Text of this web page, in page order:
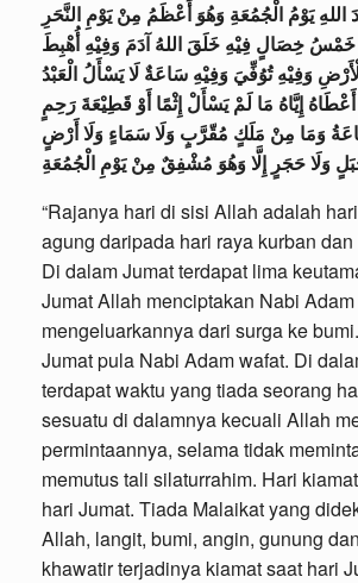
اللهِ يَوْمُ الْجُمُعَةِ وَهُوَ أَعْظَمُ مِنْ يَوْمِ النَّحَرِ
خَمْسُ خِصَالٍ فِيْهِ خَلَقَ اللهُ آدَمَ وَفِيْهِ أُهْبِطَ
وَفِيْهِ تُوُفِّيَ وَفِيْهِ سَاعَةٌ لَا يَسْأَلُ الْعَبْدُ
أَعْطَاهُ إِيَّاهُ مَا لَمْ يَسْأَلْ إِثْمًا أَوْ قَطِيْعَةَ رَحِمٍ
وَمَا مِنْ مَلَكٍ مُقّرَّبٍ وَلَا سَمَاءٍ وَلَا أَرْضٍ
وَلَا حَجَرٍ إِلَّا وَهُوَ مُشْفِقٌ مِنْ يَوْمِ الْجُمُعَةِ
“Rajanya hari di sisi Allah adalah
agung daripada hari raya kurban
Di dalam Jumat terdapat lima
Jumat Allah menciptakan Nabi
mengeluarkannya dari surga ke
Jumat pula Nabi Adam wafat. Di
terdapat waktu yang tiada seorang
sesuatu di dalamnya kecuali Allah
permintaannya, selama tidak
memutus tali silaturrahim. Hari
hari Jumat. Tiada Malaikat yang
Allah, langit, bumi, angin, gunung
khawatir terjadinya kiamat saat hari